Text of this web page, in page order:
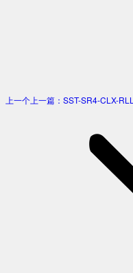
上一个 上一篇： SST-SR4-CLX-